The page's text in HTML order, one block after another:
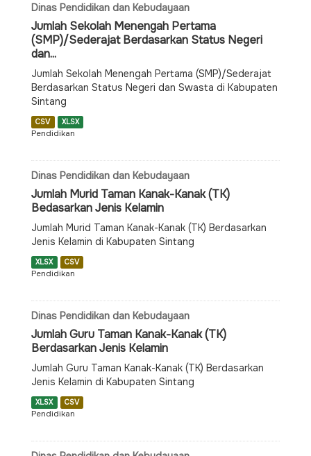
Dinas Pendidikan dan Kebudayaan
Jumlah Sekolah Menengah Pertama
(SMP)/Sederajat Berdasarkan Status Negeri
dan...
Jumlah Sekolah Menengah Pertama (SMP)/Sederajat
Berdasarkan Status Negeri dan Swasta di Kabupaten
Sintang
CSV XLSX
Pendidikan
Dinas Pendidikan dan Kebudayaan
Jumlah Murid Taman Kanak-Kanak (TK)
Bedasarkan Jenis Kelamin
Jumlah Murid Taman Kanak-Kanak (TK) Berdasarkan
Jenis Kelamin di Kabupaten Sintang
XLSX CSV
Pendidikan
Dinas Pendidikan dan Kebudayaan
Jumlah Guru Taman Kanak-Kanak (TK)
Berdasarkan Jenis Kelamin
Jumlah Guru Taman Kanak-Kanak (TK) Berdasarkan
Jenis Kelamin di Kabupaten Sintang
XLSX CSV
Pendidikan